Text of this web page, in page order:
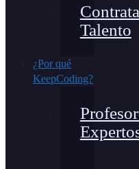
Contrata
Talento
¿Por qué
KeepCoding?